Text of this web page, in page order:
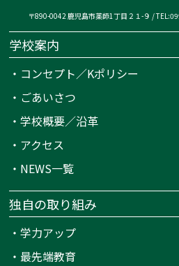
〒890-0042 鹿児島市薬師1丁目２１-９ /
学校案内
・ コンセプト／Kポリシー
・ ごあいさつ
・学校概要／沿革
・ アクセス
・ NEWS一覧
独自の取り組み
・学力アップ
・最先端教育